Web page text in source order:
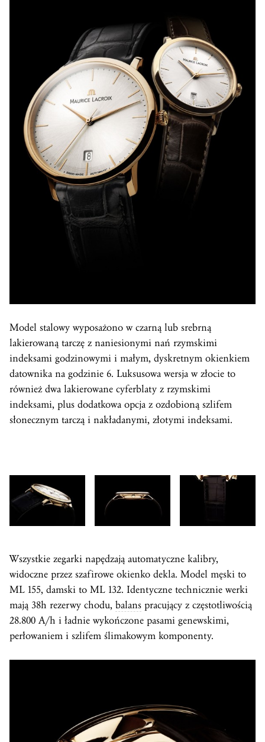
Model stalowy wyposażono w czarną lub srebrną
lakierowaną tarczę z naniesionymi nań rzymskimi
indeksami godzinowymi i małym, dyskretnym okienkiem
datownika na godzinie 6. Luksusowa wersja w złocie to
również dwa lakierowane cyferblaty z rzymskimi
indeksami, plus dodatkowa opcja z ozdobioną szlifem
słonecznym tarczą i nakładanymi, złotymi indeksami.
Wszystkie zegarki napędzają automatyczne kalibry,
widoczne przez szafirowe okienko dekla. Model męski to
ML 155, damski to ML 132. Identyczne technicznie werki
mają 38h rezerwy chodu, balans pracujący z częstotliwością
28.800 A/h i ładnie wykończone pasami genewskimi,
perłowaniem i szlifem ślimakowym komponenty.